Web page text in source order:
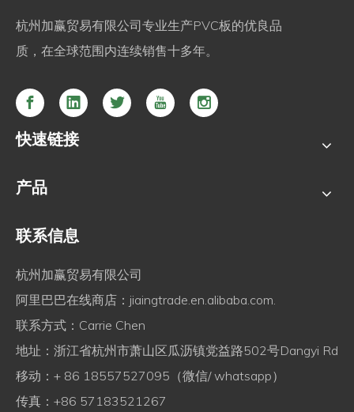
杭州加赢贸易有限公司专业生产PVC板的优良品
质，在全球范围内连续销售十多年。
快速链接
产品
联系信息
杭州加赢贸易有限公司
阿里巴巴在线商店： jiaingtrade.en.alibaba.com.
联系方式：Carrie Chen
地址：浙江省杭州市萧山区瓜沥镇党益路502号Dangyi Rd
移动：+ 86 18557527095（微信/ whatsapp）
传真：+86 57183521267